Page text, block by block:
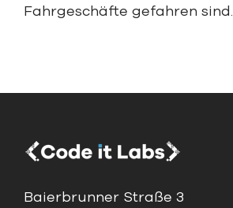
Fahrgeschäfte gefahren sind.
Baierbrunner Straße 3